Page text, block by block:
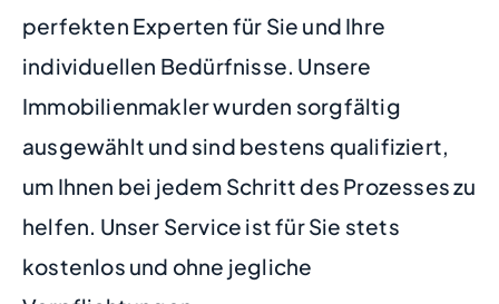
perfekten Experten für Sie und Ihre
individuellen Bedürfnisse. Unsere
Immobilienmakler wurden sorgfältig
ausgewählt und sind bestens qualifiziert,
um Ihnen bei jedem Schritt des Prozesses zu
helfen. Unser Service ist für Sie stets
kostenlos und ohne jegliche